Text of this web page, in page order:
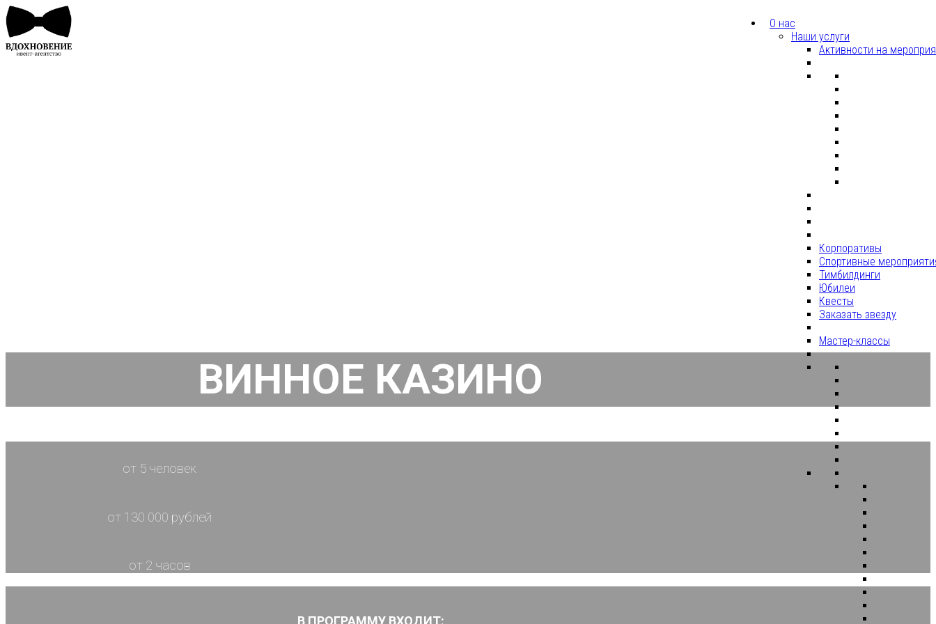
О нас
Наши услуги
Активности на
Корпоративы
Спортивные
Тимбилдинги
Юбилеи
Квесты
Заказать звезду
Мастер-классы
ВИННОЕ КАЗИНО
от 5 человек
от 130 000 рублей
от 2 часов
В ПРОГРАММУ ВХОДИТ: